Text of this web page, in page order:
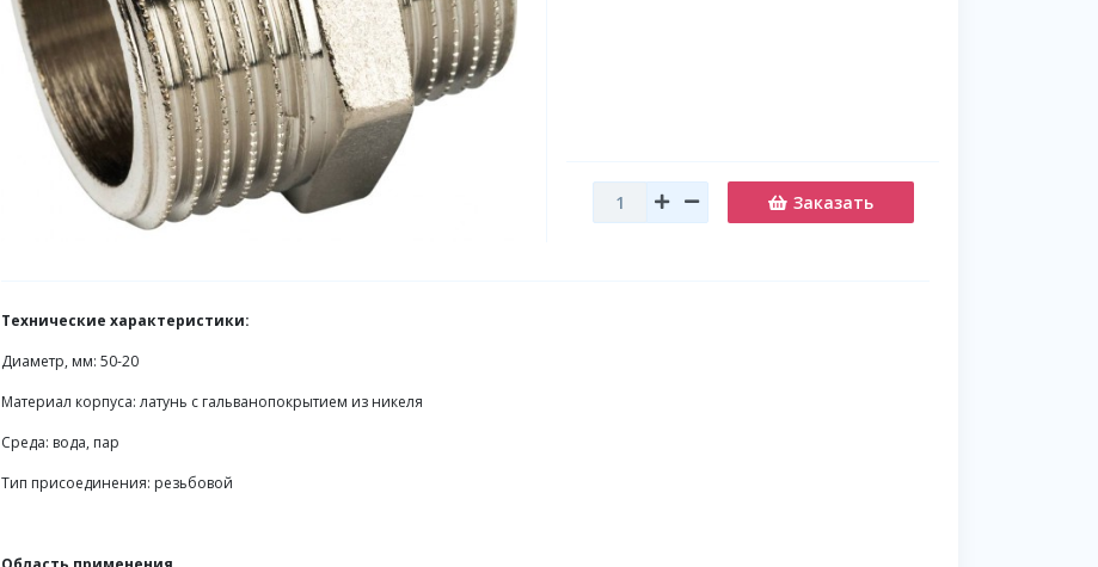
Заказать
Технические характеристики:
Диаметр, мм: 50-20
Материал корпуса: латунь с гальванопокрытием из никеля
Среда: вода, пар
Тип присоединения: резьбовой